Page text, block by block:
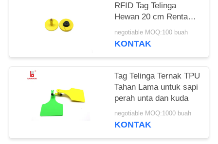
RFID Tag Telinga
Hewan 20 cm Rentang
Membaca Untuk
Manajemen Pertanian
negotiable MOQ:100 buah
KONTAK
Tag Telinga Ternak TPU
Tahan Lama untuk sapi
perah unta dan kuda
negotiable MOQ:1000 buah
KONTAK